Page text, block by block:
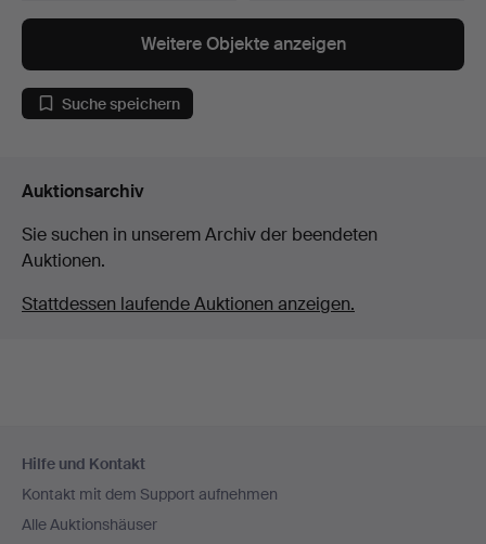
Weitere Objekte anzeigen
Suche speichern
Auktionsarchiv
Sie suchen in unserem Archiv der beendeten
Auktionen.
Stattdessen laufende Auktionen anzeigen.
Navigation
Hilfe und Kontakt
Kontakt mit dem Support aufnehmen
Alle Auktionshäuser